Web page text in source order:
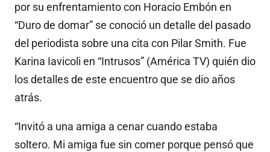
por su enfrentamiento con Horacio Embón en
“Duro de domar” se conoció un detalle del pasado
del periodista sobre una cita con Pilar Smith. Fue
Karina Iavicoli en “Intrusos” (América TV) quién dio
los detalles de este encuentro que se dio años
atrás.
“Invitó a una amiga a cenar cuando estaba
soltero. Mi amiga fue sin comer porque pensó que